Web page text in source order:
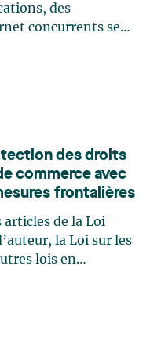
des
concurrents se
notamment en
Les
des droits
commerce avec
frontalières
articles de la Loi
la Loi sur les
lois en
en vigueur au
d’aider les